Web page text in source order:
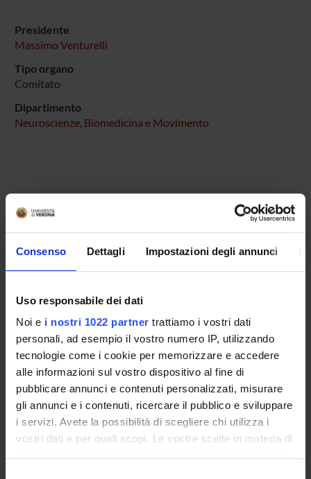
Consenso Dettagli Impostazioni degli annunci
Uso responsabile dei dati
Noi e i nostri 1022 partner trattiamo i vostri dati
personali, ad esempio il vostro numero IP, utilizzando
tecnologie come i cookie per memorizzare e accedere
alle informazioni sul vostro dispositivo al fine di
pubblicare annunci e contenuti personalizzati, misurare
gli annunci e i contenuti, ricercare il pubblico e sviluppare
i servizi. Avete la possibilità di scegliere chi utilizza i
vostri dati e per quali scopi. Le vostre scelte in materia di
Presidente
Massimo Venturelli
Tipo organo
Comitato
Dipartimento
Neuroscienze, Biomedicina e Movimento
Valentina Cavedon
Cantor Tarperi
SEDUTE E VERBALI
ORGANIZZAZIONE